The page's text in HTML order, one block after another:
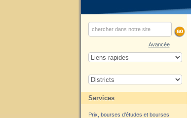
Avancée
Services
Prix, bourses d’études et bourses